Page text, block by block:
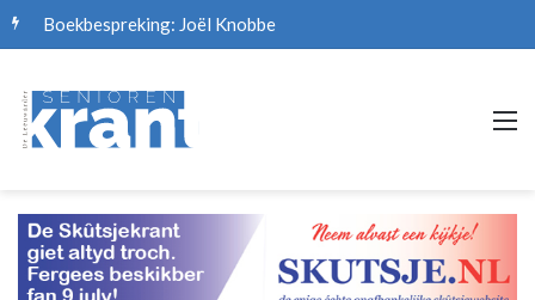
Boekbespreking: Joël Knobbe